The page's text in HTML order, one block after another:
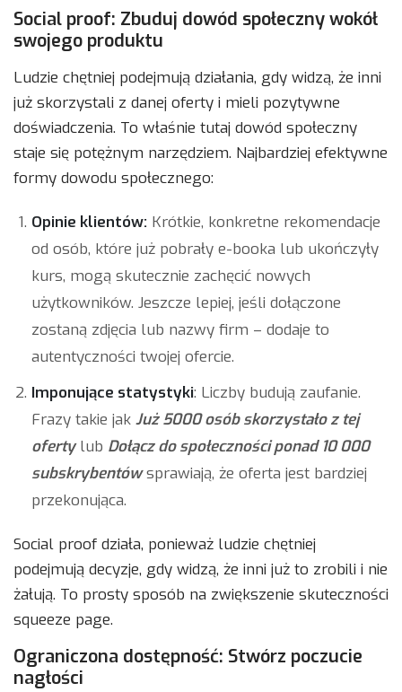
Social proof: Zbuduj dowód społeczny wokół
swojego produktu
Ludzie chętniej podejmują działania, gdy widzą, że inni
już skorzystali z danej oferty i mieli pozytywne
doświadczenia. To właśnie tutaj dowód społeczny
staje się potężnym narzędziem. Najbardziej efektywne
formy dowodu społecznego:
Opinie klientów: Krótkie, konkretne rekomendacje
od osób, które już pobrały e-booka lub ukończyły
kurs, mogą skutecznie zachęcić nowych
użytkowników. Jeszcze lepiej, jeśli dołączone
zostaną zdjęcia lub nazwy firm – dodaje to
autentyczności twojej ofercie.
Imponujące statystyki: Liczby budują zaufanie.
Frazy takie jak Już 5000 osób skorzystało z tej
ofertylub Dołącz do społeczności ponad 10 000
subskrybentówsprawiają, że oferta jest bardziej
przekonująca.
Social proof działa, ponieważ ludzie chętniej
podejmują decyzje, gdy widzą, że inni już to zrobili i nie
żałują. To prosty sposób na zwiększenie skuteczności
squeeze page.
Ograniczona dostępność: Stwórz poczucie
nagłości